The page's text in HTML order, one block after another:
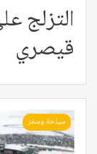
التزلج
قيصري
سياحة وسفر